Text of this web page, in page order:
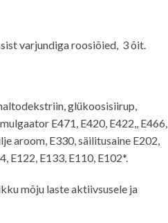
varjundiga roosiõied, 3 õit.
glükoosisiirup,
E471, E420, E422,, E466,
aroom, E330, säilitusaine E202,
E122, E133, E110, E102*.
mõju laste aktiivsusele ja